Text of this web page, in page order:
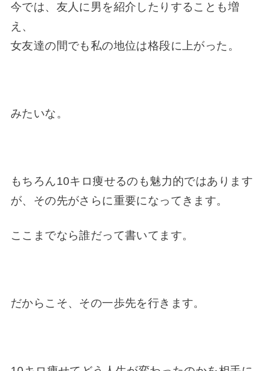
今では、友人に男を紹介したりすることも増
え、
女友達の間でも私の地位は格段に上がった。
みたいな。
もちろん10キロ痩せるのも魅力的ではあります
が、その先がさらに重要になってきます。
ここまでなら誰だって書いてます。
だからこそ、その一歩先を行きます。